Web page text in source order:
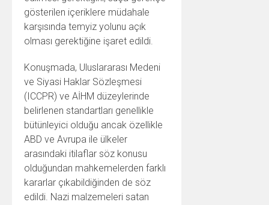
gösterilen içeriklere müdahale
karşısında temyiz yolunu açık
olması gerektiğine işaret edildi.
Konuşmada, Uluslararası Medeni
ve Siyasi Haklar Sözleşmesi
(ICCPR) ve AİHM düzeylerinde
belirlenen standartları genellikle
bütünleyici olduğu ancak özellikle
ABD ve Avrupa ile ülkeler
arasındaki itilaflar söz konusu
olduğundan mahkemelerden farklı
kararlar çıkabildiğinden de söz
edildi. Nazi malzemeleri satan